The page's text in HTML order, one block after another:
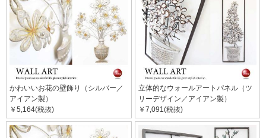
かわいいお花の壁飾り（シルバー／
アイアン製）
￥5,164(税抜)
立体的なウォールアートパネル（ツ
リーデザイン／アイアン製）
￥7,091(税抜)